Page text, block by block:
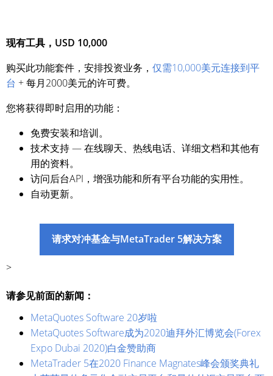
现有工具，USD 10,000
购买此功能套件，安排投资业务， 仅需10,000美元连接到平
台 + 每月2000美元的许可费。
您将获得即时启用的功能：
免费安装和培训。
技术支持 — 在线聊天、热线电话、详细文档和其他有
用的资料。
访问后台API，增强功能和所有平台功能的实用性。
自动更新。
请求对冲基金与MetaTrader 5解决方案
>
请参见前面的新闻：
MetaQuotes Software 20岁啦
MetaQuotes Software成为2020迪拜外汇博览会(Forex
Expo Dubai 2020)白金赞助商
MetaTrader 5在2020 Finance Magnates峰会颁奖典礼